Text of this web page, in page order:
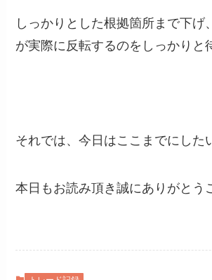
しっかりとした根拠箇所まで下げ
が実際に反転するのをしっかりと
それでは、今日はここまでにした
本日もお読み頂き誠にありがとう